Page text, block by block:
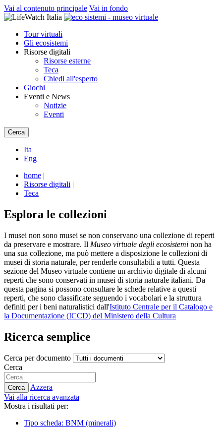
Vai al contenuto principale Vai in fondo
Tour virtuali
Gli ecosistemi
Risorse digitali
Risorse esterne
Teca
Chiedi all'esperto
Giochi
Eventi e News
Notizie
Eventi
Cerca
Ita
Eng
home |
Risorse digitali |
Teca
Esplora le collezioni
I musei non sono musei se non conservano una collezione di reperti
da preservare e mostrare. Il Museo virtuale degli ecosistemi non ha
una sua collezione, ma può mettere a disposizione le collezioni di
musei di storia naturale, per renderle consultabili a tutti. Questa
sezione del Museo virtuale contiene un archivio digitale di alcuni
reperti che sono conservati in musei di storia naturale italiani. Da
questa pagina si possono consultare le schede relative a questi
reperti, che sono classificate seguendo i vocabolari e la struttura
definiti per i beni naturalistici dall'Istituto Centrale per il Catalogo e
la Documentazione (ICCD) del Ministero della Cultura
Ricerca semplice
Cerca per documento
Cerca
Cerca
Azzera
Vai alla ricerca avanzata
Mostra i risultati per:
Tipo scheda: BNM (minerali)